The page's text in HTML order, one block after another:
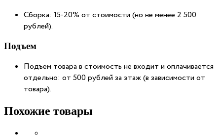
Сборка: 15-20% от стоимости (но не менее 2 500
рублей).
Подъем
Подъем товара в стоимость не входит и оплачивается
отдельно: от 500 рублей за этаж (в зависимости от
товара).
Похожие товары